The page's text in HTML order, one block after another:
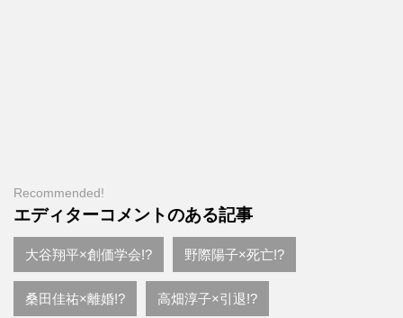
Recommended!
エディターコメントのある記事
大谷翔平×創価学会!? 野際陽子×死亡!?
桑田佳祐×離婚!? 高畑淳子×引退!?